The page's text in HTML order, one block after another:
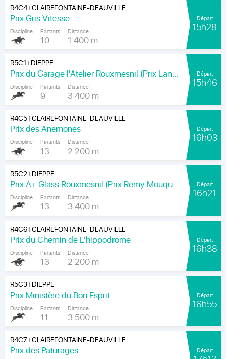
R4C4|CLAIREFONTAINE-DEAUVILLE
Prix Gris Vitesse
Discipline Partants
10
Distance
1 400 m
Départ
15h28
R5C1 | DIEPPE
Prix du Garage l'Atelier Rouxmesnil (Prix Lands End)
Discipline Partants
9
Distance
3 400 m
Départ
15h46
R4C5|CLAIREFONTAINE-DEAUVILLE
Prix des Anemones
Discipline Partants
13
Distance
2 200 m
Départ
16h03
R5C2| DIEPPE
Prix A+ Glass Rouxmesnil (Prix Remy Mouquet)
Discipline Partants
13
Distance
3 400 m
Départ
16h21
R4C6|CLAIREFONTAINE-DEAUVILLE
Prix du Chemin de L'hippodrome
Discipline Partants
13
Distance
2 200 m
Départ
16h38
R5C3| DIEPPE
Prix Ministère du Bon Esprit
Discipline Partants
11
Distance
3 500 m
Départ
16h55
R4C7 |CLAIREFONTAINE-DEAUVILLE
Prix des Paturages Départ